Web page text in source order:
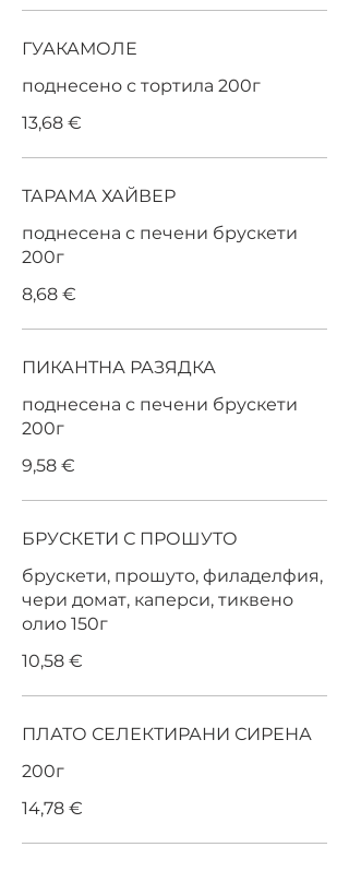
ГУАКАМОЛЕ
поднесено с тортила 200г
13,68 €
ТАРАМА ХАЙВЕР
поднесена с печени брускети
200г
8,68 €
ПИКАНТНА РАЗЯДКА
поднесена с печени брускети
200г
9,58 €
БРУСКЕТИ С ПРОШУТО
брускети, прошуто, филаделфия,
чери домат, каперси, тиквено
олио 150г
10,58 €
ПЛАТО СЕЛЕКТИРАНИ СИРЕНА
200г
14,78 €